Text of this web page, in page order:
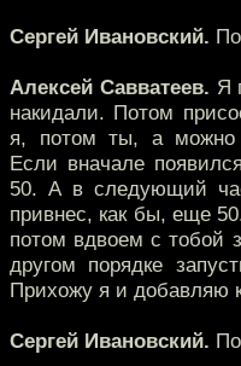
Сергей Ивановский.
Алексей Савватеев. Я
накидали. Потом
я, потом ты, а можно
Если вначале
50. А в следующий
привнес, как бы, еще
потом вдвоем с тобой
другом порядке
Прихожу я и добавляю
Сергей Ивановский.